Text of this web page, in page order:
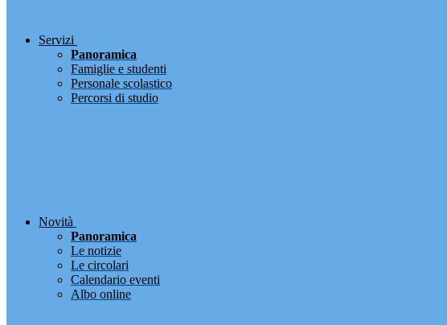
Servizi
Panoramica
Famiglie e studenti
Personale scolastico
Percorsi di studio
Novità
Panoramica
Le notizie
Le circolari
Calendario eventi
Albo online